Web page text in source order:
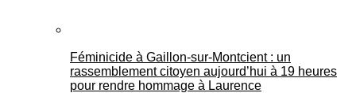
Féminicide à Gaillon‑sur‑Montcient : un
rassemblement citoyen aujourd’hui à 19 heures
pour rendre hommage à Laurence